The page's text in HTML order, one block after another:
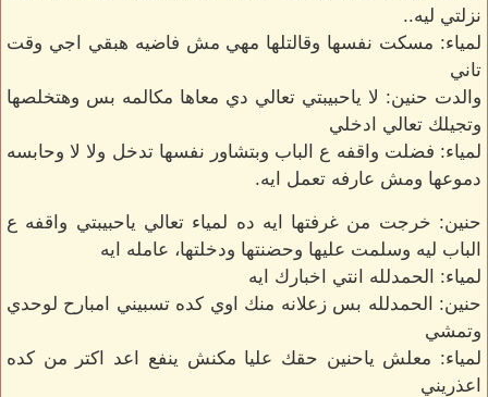
نزلتي ليه..
لمياء: مسكت نفسها وقالتلها مهي مش فاضيه هبقي اجي وقت
تاني
والدت حنين: لا ياحبيبتي تعالي دي معاها مكالمه بس وهتخلصها
وتجيلك تعالي ادخلي
لمياء: فضلت واقفه ع الباب وبتشاور نفسها تدخل ولا لا وحابسه
دموعها ومش عارفه تعمل ايه.
حنين: خرجت من غرفتها ايه ده لمياء تعالي ياحبيبتي واقفه ع
الباب ليه وسلمت عليها وحضنتها ودخلتها، عامله ايه
لمياء: الحمدلله انتي اخبارك ايه
حنين: الحمدلله بس زعلانه منك اوي كده تسبيني امبارح لوحدي
وتمشي
لمياء: معلش ياحنين حقك عليا مكنش ينفع اعد اكتر من كده
اعذريني